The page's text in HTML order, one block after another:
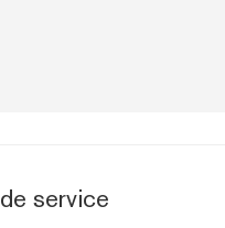
service